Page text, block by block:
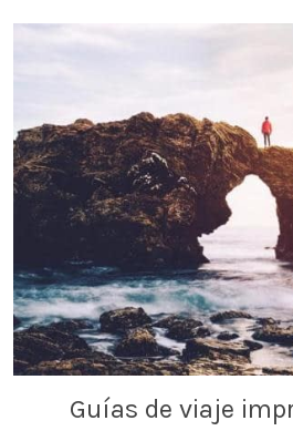
Guías de viaje